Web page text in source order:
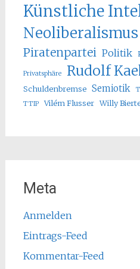
Künstliche
Neoliberalismus
Piratenpartei Politik
Privatsphäre Rudolf
Schuldenbremse Semiotik
TTIP
Vilém Flusser Willy
Meta
Anmelden
Eintrags-Feed
Kommentar-Feed